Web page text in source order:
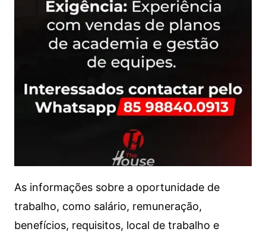
As informações sobre a oportunidade de
trabalho, como salário, remuneração,
benefícios, requisitos, local de trabalho e